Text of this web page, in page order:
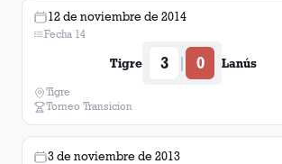
12 de noviembre de 2014
Fecha 14
Tigre 3 | 0 Lanús
Tigre
Torneo Transicion
3 de noviembre de 2013